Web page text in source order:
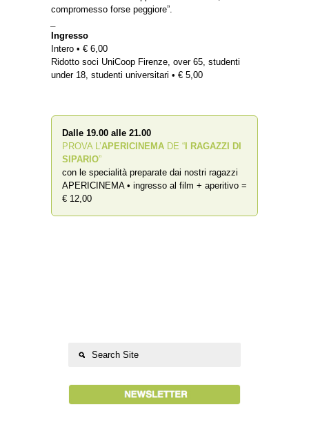
compromesso forse peggiore”.
Ingresso
Intero • € 6,00
Ridotto soci UniCoop Firenze, over 65, studenti
under 18, studenti universitari • € 5,00
Dalle 19.00 alle 21.00
PROVA L’APERICINEMA DE “ I RAGAZZI DI
SIPARIO”
con le specialità preparate dai nostri ragazzi
APERICINEMA • ingresso al film + aperitivo =
€ 12,00